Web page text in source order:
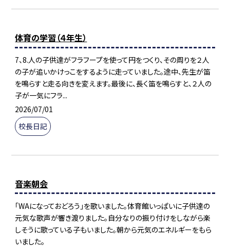
体育の学習（４年生）
7、8.人の子供達がフラフープを使って円をつくり、その周りを２人
の子が追いかけっこをするように走っていました。途中、先生が笛
を鳴らすと走る向きを変えます。最後に、長く笛を鳴らすと、２人の
子が一気にフラ...
2026/07/01
校長日記
音楽朝会
「WAになっておどろう」を歌いました。体育館いっぱいに子供達の
元気な歌声が響き渡りました。自分なりの振り付けをしながら楽
しそうに歌っている子もいました。朝から元気のエネルギーをもら
いました。